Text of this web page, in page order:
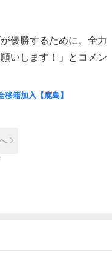
優勝するために、全力
いします！」とコメン
籍加入【鹿島】